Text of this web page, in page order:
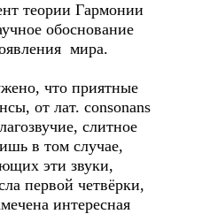
теории Гармонии
обоснование
мира.
что приятные
от лат. consonans
слитное
в том случае,
эти звуки,
первой четвёрки,
интересная